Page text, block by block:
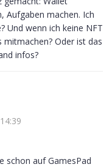
Aufgaben machen. Ich
Und wenn ich keine NFT
Oder ist das
infos?
schon auf GamesPad